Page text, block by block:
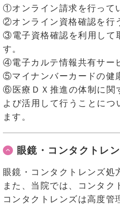
①オンライン請求を行って
②オンライン資格確認を行
③電子資格確認を利用して
す。
④電子カルテ情報共有サー
⑤マイナンバーカードの健
⑥医療ＤＸ推進の体制に関
よび活用して行うことに
ます。
眼鏡・コンタクトレ
眼鏡・コンタクトレンズ処
また、当院では、コンタク
コンタクトレンズは高度管